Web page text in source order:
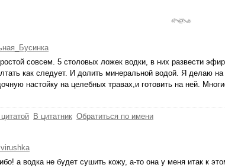
совсем. 5 столовых ложек водки, в них развести
как следует. И долить минеральной водой. Я делаю
настойку на целебных травах,и готовить на ней.
В цитатник Обратиться по имени
а водка не будет сушить кожу, а-то она у меня итак к